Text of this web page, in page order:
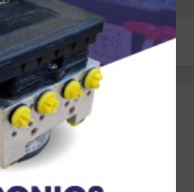
AVANTI
di 4
acquistare una nuova
mi consigliate?